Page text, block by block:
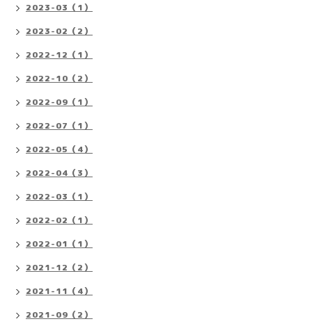
2023-03（1）
2023-02（2）
2022-12（1）
2022-10（2）
2022-09（1）
2022-07（1）
2022-05（4）
2022-04（3）
2022-03（1）
2022-02（1）
2022-01（1）
2021-12（2）
2021-11（4）
2021-09（2）